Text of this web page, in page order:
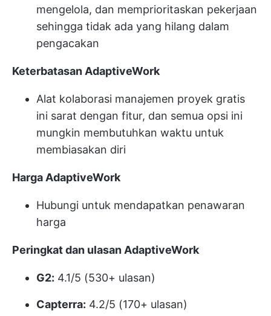
mengelola, dan memprioritaskan pekerjaan
sehingga tidak ada yang hilang dalam
pengacakan
Keterbatasan AdaptiveWork
Alat kolaborasi manajemen proyek gratis
ini sarat dengan fitur, dan semua opsi ini
mungkin membutuhkan waktu untuk
membiasakan diri
Harga AdaptiveWork
Hubungi untuk mendapatkan penawaran
harga
Peringkat dan ulasan AdaptiveWork
G2: 4.1/5 (530+ ulasan)
Capterra: 4.2/5 (170+ ulasan)